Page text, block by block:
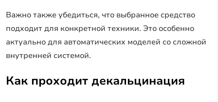
Важно также убедиться, что выбранное средство
подходит для конкретной техники. Это особенно
актуально для автоматических моделей со сложной
внутренней системой.
Как проходит декальцинация